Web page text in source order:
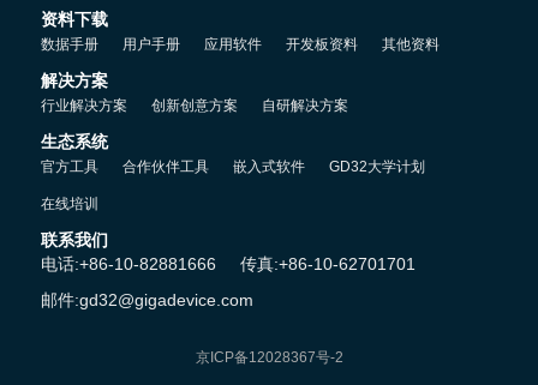
的外部存储器的数据安全，防止在工厂和现场的通信过程中受到的威
胁，确保物联网硬件数据安全。
相较现有的高性能产品，GD32H7的外设资源大幅扩容，模拟性能也
得到空前提升。片上集成了2个14位ADC采样速率高达4MSPS，1个
12位ADC采样速率高达5.3MSPS，在电机控制、光伏储能等应用中
金总介绍，GD32H7规划了GD32H737/757/759三个全新系列，来满
足差异化开发需求。
资料下载
数据手册 用户手册 应用软件 开发板资料 其他资料
解决方案
行业解决方案 创新创意方案 自研解决方案
生态系统
官方工具 合作伙伴工具 嵌入式软件 GD32大学计划
在线培训
联系我们
电话:+86-10-82881666
传真:+86-10-62701701
邮件:gd32@gigadevice.com
京ICP备12028367号-2